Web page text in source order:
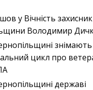
у Вічність захисник
Володимир
знімають
цикл про
державі